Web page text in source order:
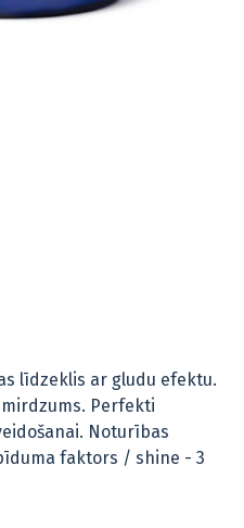
līdzeklis ar gludu efektu.
Perfekti
Noturības
faktors / shine - 3